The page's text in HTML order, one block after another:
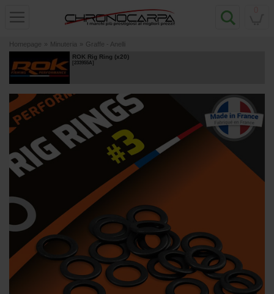
Homepage » Minuteria » Graffe - Anelli
ROK Rig Ring (x20)
[233955A]